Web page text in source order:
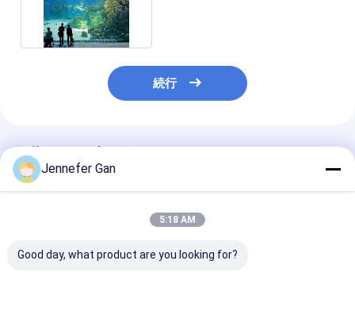
続行
推薦されたプロダクト
Jennefer Gan
5:18 AM
Good day, what product are you looking for?